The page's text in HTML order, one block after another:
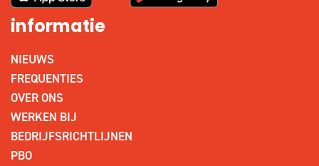
informatie
NIEUWS
FREQUENTIES
OVER ONS
WERKEN BIJ
BEDRIJFSRICHTLIJNEN
PBO